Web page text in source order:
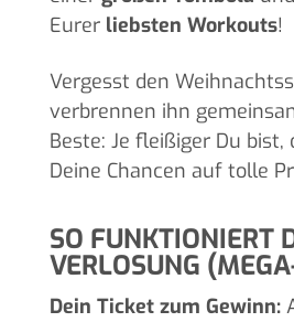
Eurer liebsten Workouts!
Vergesst den
verbrennen ihn
Beste: Je fleißiger Du
Deine Chancen auf tolle
SO FUNKTIONIERT
VERLOSUNG
Dein Ticket zum Gewinn: